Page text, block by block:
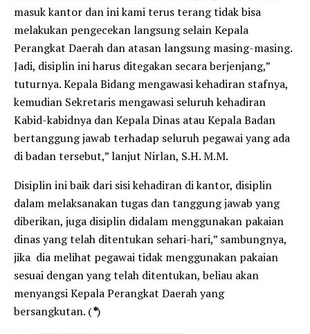
masuk kantor dan ini kami terus terang tidak bisa
melakukan pengecekan langsung selain Kepala
Perangkat Daerah dan atasan langsung masing-masing.
Jadi, disiplin ini harus ditegakan secara berjenjang,”
tuturnya. Kepala Bidang mengawasi kehadiran stafnya,
kemudian Sekretaris mengawasi seluruh kehadiran
Kabid-kabidnya dan Kepala Dinas atau Kepala Badan
bertanggung jawab terhadap seluruh pegawai yang ada
di badan tersebut,” lanjut Nirlan, S.H. M.M.
Disiplin ini baik dari sisi kehadiran di kantor, disiplin
dalam melaksanakan tugas dan tanggung jawab yang
diberikan, juga disiplin didalam menggunakan pakaian
dinas yang telah ditentukan sehari-hari,” sambungnya,
jika dia melihat pegawai tidak menggunakan pakaian
sesuai dengan yang telah ditentukan, beliau akan
menyangsi Kepala Perangkat Daerah yang
bersangkutan. (*)